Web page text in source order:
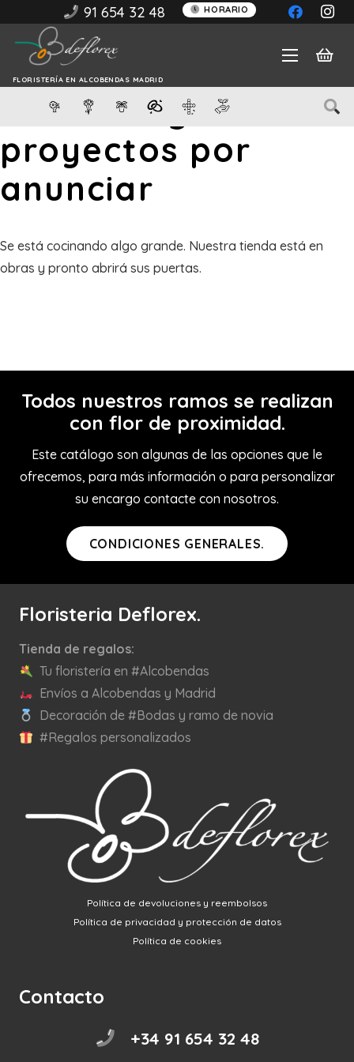
91 654 32 48 HORARIO
FLORISTERÍA EN ALCOBENDAS MADRID
Tenemos grandes
proyectos por
anunciar
Se está cocinando algo grande. Nuestra tienda está en
obras y pronto abrirá sus puertas.
Todos nuestros ramos se realizan
con flor de proximidad.
Este catálogo son algunas de las opciones que le
ofrecemos, para más información o para personalizar
su encargo contacte con nosotros.
CONDICIONES GENERALES.
Floristeria Deflorex.
Tienda de regalos:
Tu floristería en #Alcobendas
Envíos a Alcobendas y Madrid
Decoración de #Bodas y ramo de novia
#Regalos personalizados
Política de devoluciones y reembolsos
Política de privacidad y protección de datos
Política de cookies
Contacto
+34 91 654 32 48